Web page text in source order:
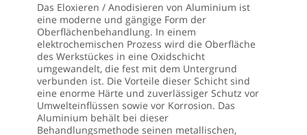
Das Eloxieren / Anodisieren von Aluminium ist
eine moderne und gängige Form der
Oberflächenbehandlung. In einem
elektrochemischen Prozess wird die Oberfläche
des Werkstückes in eine Oxidschicht
umgewandelt, die fest mit dem Untergrund
verbunden ist. Die Vorteile dieser Schicht sind
eine enorme Härte und zuverlässiger Schutz vor
Umwelteinflüssen sowie vor Korrosion. Das
Aluminium behält bei dieser
Behandlungsmethode seinen metallischen,